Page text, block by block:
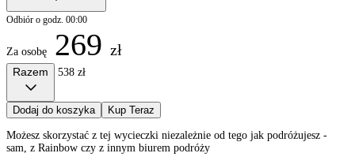
Odbiór o godz. 00:00
Za osobę 269 zł
Razem 538 zł
Dodaj do koszyka Kup Teraz
Możesz skorzystać z tej wycieczki niezależnie od tego jak podróżujesz -
sam, z Rainbow czy z innym biurem podróży